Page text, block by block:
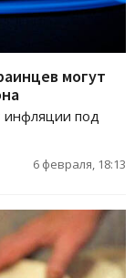
могут
инфляции под
6 февраля, 18:13